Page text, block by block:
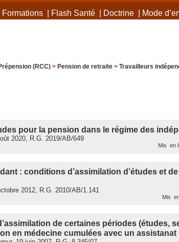
Formations| Flash Santé| Doctrine| Mode
(RCC)> Pension de retraite> Travailleurs
pour la pension dans le régime des
2020, R.G. 2019/AB/649
Mis en
: conditions d’assimilation d’études et
2012, R.G. 2010/AB/1.141
Mis
de certaines périodes (études,
en médecine cumulées avec un assistanat